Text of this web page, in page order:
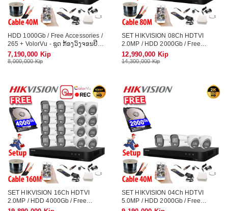
HDD 1000Gb / Free Accessories /
265 + VolorVu - ຊູດ ກ້ອງວົງຈອນປີດ
ອັດສຽງໄດ້ ເປັນສີ 24 ຊົ່ວໂມງ
7,190,000 Kip
8,000,000 Kip
SET HIKVISION 08Ch HDTVI
2.0MP / HDD 2000Gb / Free
Accessories / 265 + VolorVu - ຊູດ
ກ້ອງວົງຈອນປີດ ອັດສຽງໄດ້ ເປັນສີ 24
12,990,000 Kip
14,300,000 Kip
SET HIKVISION 16Ch HDTVI
2.0MP / HDD 4000Gb / Free
Accessories / 265 + VolorVu - ຊູດ
SET HIKVISION 04Ch HDTVI
5.0MP / HDD 2000Gb / Free
Accessories / 265 + ເທກໂນໂລຢີ